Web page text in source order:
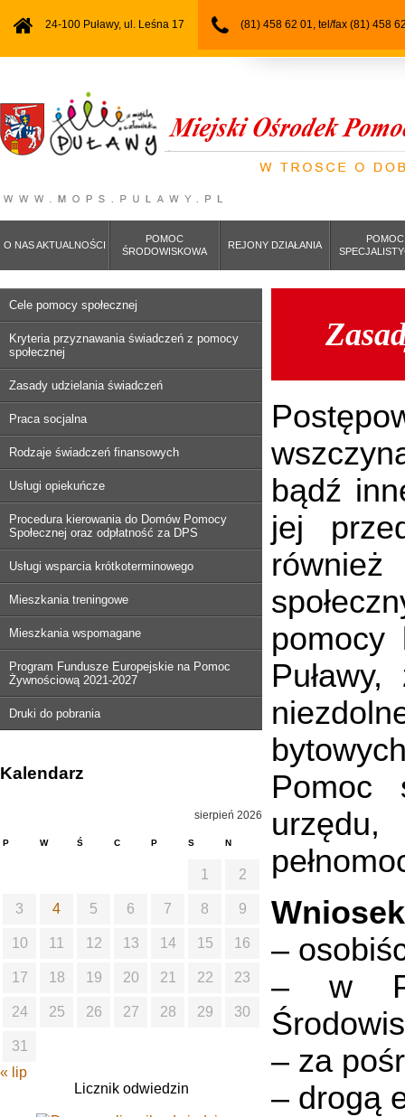
24-100 Puławy, ul. Leśna 17 (81) 458 62 01, tel/fax (81) 458
O NAS AKTUALNOŚCI
POMOC
ŚRODOWISKOWA
REJONY DZIAŁANIA
POMOC
bądź
jej
pomocy
Pomoc
–
– w
– za
– drogą
Cele pomocy społecznej
Kryteria przyznawania świadczeń z pomocy
społecznej
Zasady udzielania świadczeń
Praca socjalna
Rodzaje świadczeń finansowych
Usługi opiekuńcze
Procedura kierowania do Domów Pomocy
Społecznej oraz odpłatność za DPS
Usługi wsparcia krótkoterminowego
Mieszkania treningowe
Mieszkania wspomagane
Program Fundusze Europejskie na Pomoc
Żywnościową 2021-2027
Druki do pobrania
Kalendarz
sierpień 2026
P W Ś C P S N
1 2
3 4 5 6 7 8 9
10 11 12 13 14 15 16
17 18 19 20 21 22 23
24 25 26 27 28 29 30
31
« lip
Licznik odwiedzin